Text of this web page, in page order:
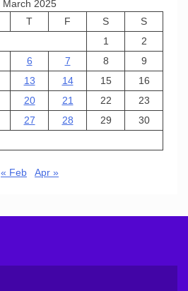
March 2025
T F S
S
1
2
6 7 8
9
13 14 15
16
20 21 22
23
27 28 29
30
« Feb Apr »